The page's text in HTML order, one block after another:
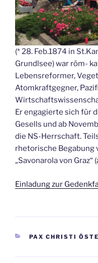
(* 28. Feb.1874 in
Grundlsee) war röm-
Lebensreformer,
Atomkraftgegner,
Er engagierte sich für
Gesells und ab
die NS-Herrschaft.
rhetorische Begabung
„Savonarola von Graz“
Einladung zur
KATEGORIEN
PAX CHRISTI